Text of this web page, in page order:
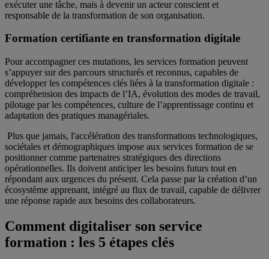
exécuter une tâche, mais à devenir un acteur conscient et
responsable de la transformation de son organisation.
Formation certifiante en transformation digitale
Pour accompagner ces mutations, les services formation peuvent
s’appuyer sur des parcours structurés et reconnus, capables de
développer les compétences clés liées à la transformation digitale :
compréhension des impacts de l’IA, évolution des modes de travail,
pilotage par les compétences, culture de l’apprentissage continu et
adaptation des pratiques managériales.
Plus que jamais, l'accélération des transformations technologiques,
sociétales et démographiques impose aux services formation de se
positionner comme partenaires stratégiques des directions
opérationnelles. Ils doivent anticiper les besoins futurs tout en
répondant aux urgences du présent. Cela passe par la création d’un
écosystème apprenant, intégré au flux de travail, capable de délivrer
une réponse rapide aux besoins des collaborateurs.
Comment digitaliser son service
formation : les 5 étapes clés